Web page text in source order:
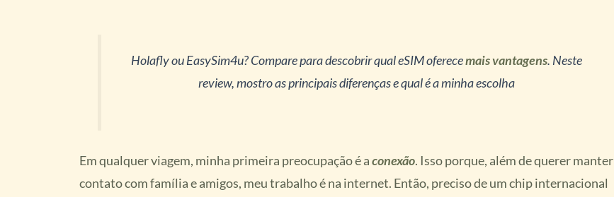
Holafly ou EasySim4u?Compare para descobrir qual eSIM oferecemais vantagens. Neste
review, mostro as principais diferenças e qual é a minha escolha
Em qualquer viagem, minha primeira preocupação é aconexão. Isso porque, além de querer manter
contato com família e amigos, meu trabalho é na internet. Então, preciso de um chip internacional